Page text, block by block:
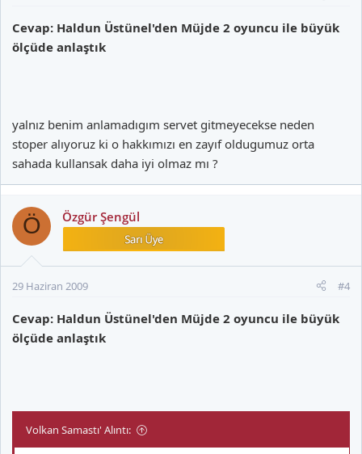
Cevap: Haldun Üstünel'den Müjde 2 oyuncu ile büyük
ölçüde anlaştık
yalnız benim anlamadıgım servet gitmeyecekse neden
stoper alıyoruz ki o hakkımızı en zayıf oldugumuz orta
sahada kullansak daha iyi olmaz mı ?
Ö Özgür Şengül
29 Haziran 2009 #4
Cevap: Haldun Üstünel'den Müjde 2 oyuncu ile büyük
ölçüde anlaştık
Volkan Samastı' Alıntı: